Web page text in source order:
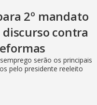
2º mandato
contra
serão os principais
pelo presidente reeleito